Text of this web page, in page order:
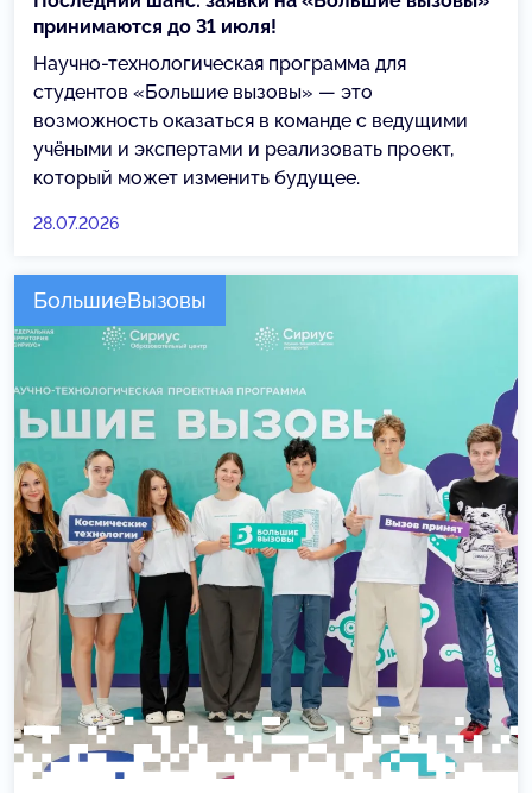
принимаются до 31 июля!
Научно-технологическая программа для
студентов «Большие вызовы» — это
возможность оказаться в команде с ведущими
учёными и экспертами и реализовать проект,
который может изменить будущее.
28.07.2026
БольшиеВызовы